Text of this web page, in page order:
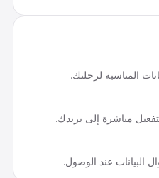
المناسبة لرحلتك.
مباشرة إلى بريدك.